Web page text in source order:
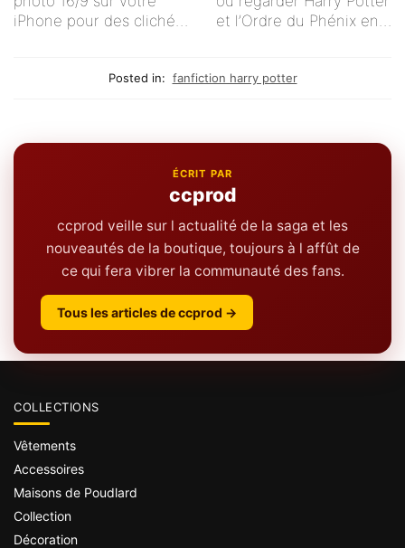
iPhone pour des clichés
et l’Ordre du Phénix en
Posted in: fanfiction harry potter
ÉCRIT PAR
ccprod
ccprod veille sur l actualité de la saga et les
nouveautés de la boutique, toujours à l affût de
ce qui fera vibrer la communauté des fans.
Tous les articles de ccprod →
COLLECTIONS
Vêtements
Accessoires
Maisons de Poudlard
Collection
Décoration